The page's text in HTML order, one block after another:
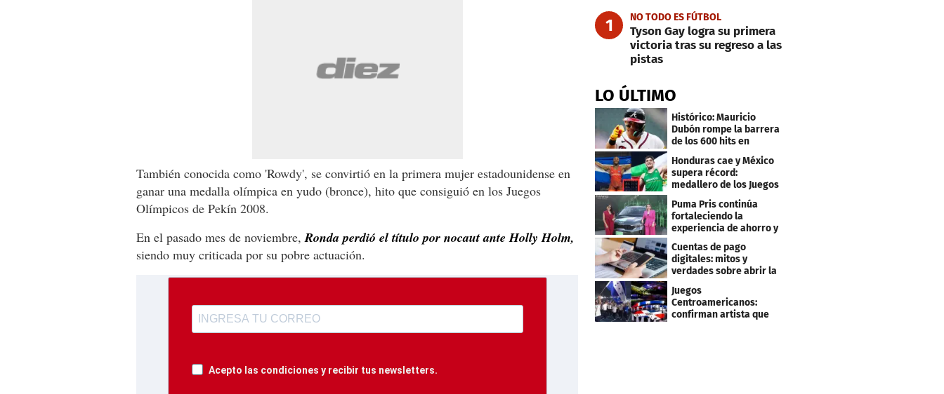
También conocida como 'Rowdy', se convirtió en la primera mujer estadounidense en
ganar una medalla olímpica en yudo (bronce), hito que consiguió en los Juegos
Olímpicos de Pekín 2008.
En el pasado mes de noviembre,Ronda perdió el título por nocaut ante Holly Holm,
siendo muy criticada por su pobre actuación.
Acepto las condiciones y recibir tus newsletters.
1 NO TODO ES FÚTBOL
Tyson Gay logra su primera
victoria tras su regreso a las
pistas
LO ÚLTIMO
Histórico: Mauricio
Dubón rompe la barrera
de los 600 hits en
Honduras cae y México
supera récord:
medallero de los Juegos
Centroamericanos
Puma Pris continúa
fortaleciendo la
experiencia de ahorro y
beneficios para sus
clientes
Cuentas de pago
digitales: mitos y
verdades sobre abrir la
Juegos
Centroamericanos:
confirman artista que